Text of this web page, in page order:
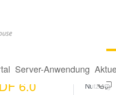
Server-Anwendung
Serie:
6.0
Mobile
Nutzung